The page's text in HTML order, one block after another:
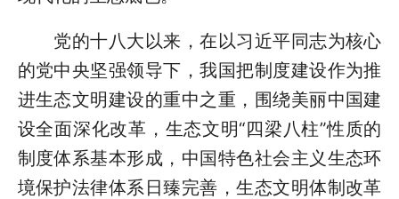
党的十八大以来，在以习近平同志为核心
的党中央坚强领导下，我国把制度建设作为推
进生态文明建设的重中之重，围绕美丽中国建
设全面深化改革，生态文明“四梁八柱”性质的
制度体系基本形成，中国特色社会主义生态环
境保护法律体系日臻完善，生态文明体制改革